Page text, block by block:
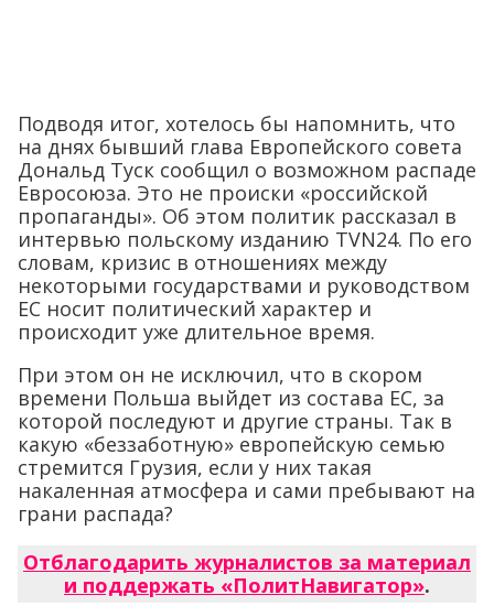
Подводя итог, хотелось бы напомнить, что
на днях бывший глава Европейского совета
Дональд Туск сообщил о возможном распаде
Евросоюза. Это не происки «российской
пропаганды». Об этом политик рассказал в
интервью польскому изданию TVN24. По его
словам, кризис в отношениях между
некоторыми государствами и руководством
ЕС носит политический характер и
происходит уже длительное время.
При этом он не исключил, что в скором
времени Польша выйдет из состава ЕС, за
которой последуют и другие страны. Так в
какую «беззаботную» европейскую семью
стремится Грузия, если у них такая
накаленная атмосфера и сами пребывают на
грани распада?
Отблагодарить журналистов за материал
и поддержать «ПолитНавигатор».